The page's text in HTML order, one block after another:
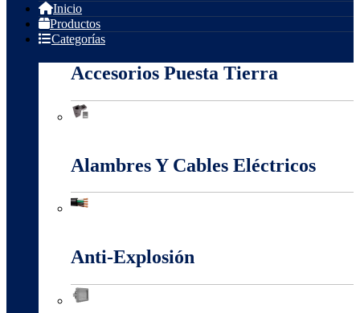
Inicio
Productos
Categorías
Accesorios Puesta Tierra
Alambres Y Cables Eléctricos
Anti-Explosión